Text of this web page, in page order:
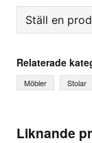
Liknande
Ställ en
Fråga oss
Ditt namn
Relaterade
Möbler Stolar